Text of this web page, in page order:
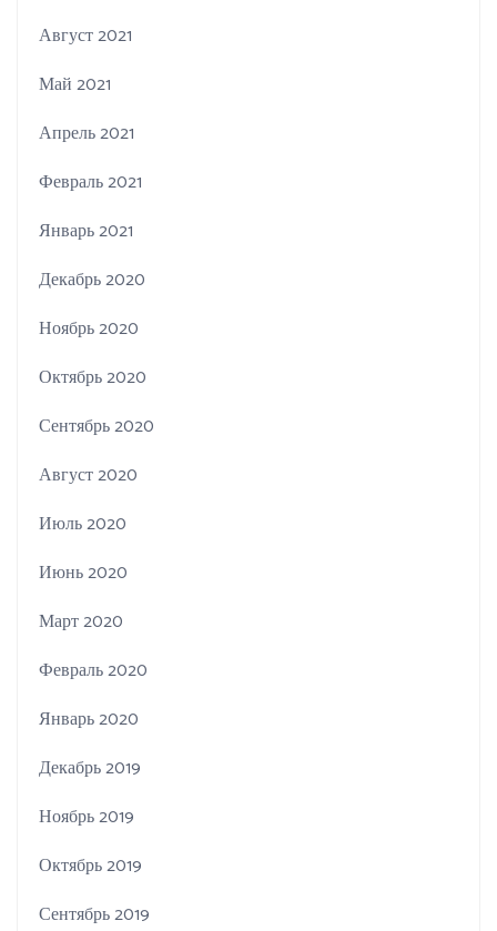
Август 2021
Май 2021
Апрель 2021
Февраль 2021
Январь 2021
Декабрь 2020
Ноябрь 2020
Октябрь 2020
Сентябрь 2020
Август 2020
Июль 2020
Июнь 2020
Март 2020
Февраль 2020
Январь 2020
Декабрь 2019
Ноябрь 2019
Октябрь 2019
Сентябрь 2019